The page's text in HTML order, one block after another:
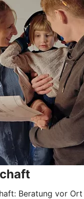
Beratung vor Ort